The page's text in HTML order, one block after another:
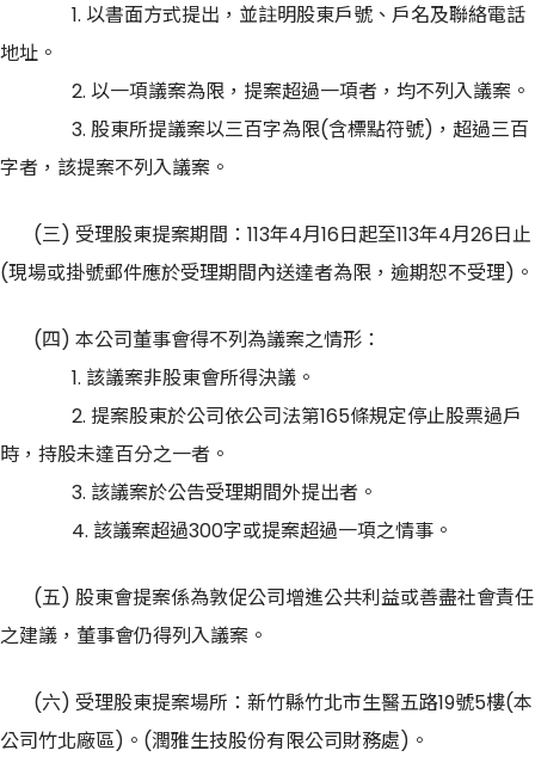
1. 以書面方式提出，並註明股東戶號、戶名及聯絡電話
地址。
2. 以一項議案為限，提案超過一項者，均不列入議案。
3. 股東所提議案以三百字為限(含標點符號)，超過三百
字者，該提案不列入議案。
(三) 受理股東提案期間：113年4月16日起至113年4月26日止
(現場或掛號郵件應於受理期間內送達者為限，逾期恕不受理)。
(四) 本公司董事會得不列為議案之情形：
1. 該議案非股東會所得決議。
2. 提案股東於公司依公司法第165條規定停止股票過戶
時，持股未達百分之一者。
3. 該議案於公告受理期間外提出者。
4. 該議案超過300字或提案超過一項之情事。
(五) 股東會提案係為敦促公司增進公共利益或善盡社會責任
之建議，董事會仍得列入議案。
(六) 受理股東提案場所：新竹縣竹北市生醫五路19號5樓(本
公司竹北廠區)。(潤雅生技股份有限公司財務處)。